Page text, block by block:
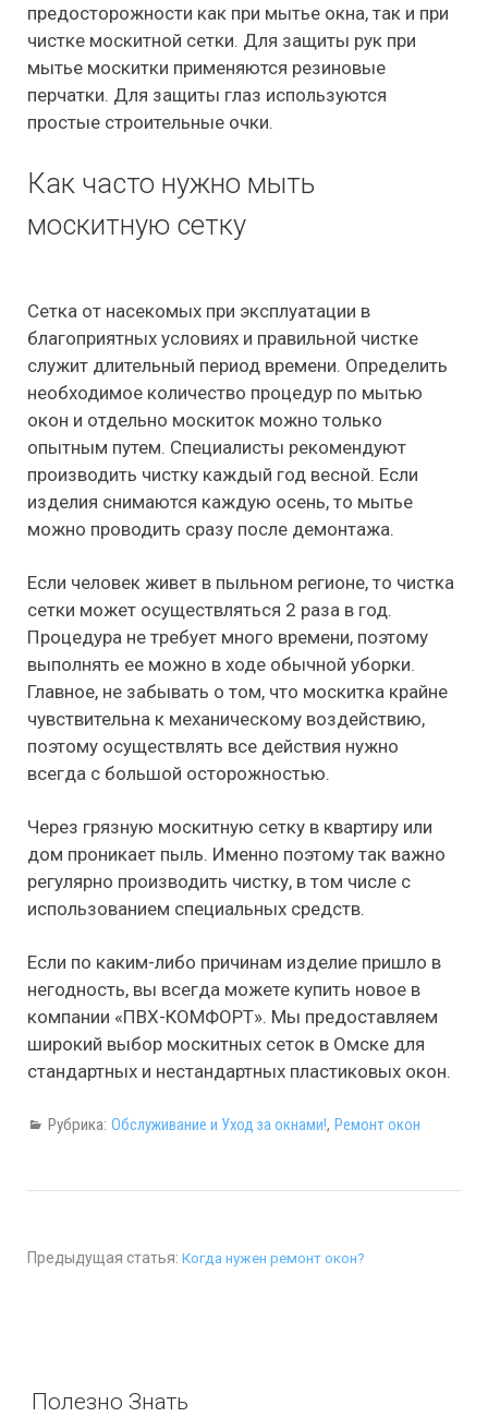
предосторожности как при мытье окна, так и при
чистке москитной сетки. Для защиты рук при
мытье москитки применяются резиновые
перчатки. Для защиты глаз используются
простые строительные очки.
Как часто нужно мыть
москитную сетку
Сетка от насекомых при эксплуатации в
благоприятных условиях и правильной чистке
служит длительный период времени. Определить
необходимое количество процедур по мытью
окон и отдельно москиток можно только
опытным путем. Специалисты рекомендуют
производить чистку каждый год весной. Если
изделия снимаются каждую осень, то мытье
можно проводить сразу после демонтажа.
Если человек живет в пыльном регионе, то чистка
сетки может осуществляться 2 раза в год.
Процедура не требует много времени, поэтому
выполнять ее можно в ходе обычной уборки.
Главное, не забывать о том, что москитка крайне
чувствительна к механическому воздействию,
поэтому осуществлять все действия нужно
всегда с большой осторожностью.
Через грязную москитную сетку в квартиру или
дом проникает пыль. Именно поэтому так важно
регулярно производить чистку, в том числе с
использованием специальных средств.
Если по каким-либо причинам изделие пришло в
негодность, вы всегда можете купить новое в
компании «ПВХ-КОМФОРТ». Мы предоставляем
широкий выбор москитных сеток в Омске для
стандартных и нестандартных пластиковых окон.
Рубрика: Обслуживание и Уход за окнами!, Ремонт окон
Предыдущая статья: Когда нужен ремонт окон?
Полезно Знать